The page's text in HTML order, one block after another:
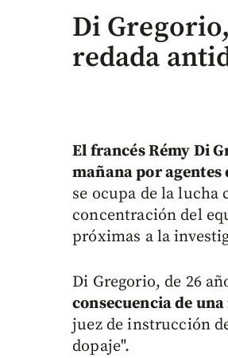
Di
redada
El francés Rémy Di
mañana por
se ocupa de la lucha
concentración del
próximas a la
Di Gregorio, de 26
consecuencia de
juez de instrucción
dopaje".